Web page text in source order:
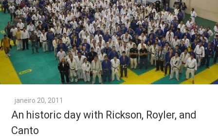
janeiro 20, 2011
An historic day with Rickson, Royler, and
Canto